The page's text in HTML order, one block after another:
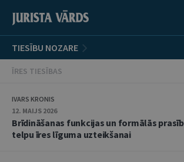
TIESĪBU NOZARE
ĪRES TIESĪBAS
IVARS KRONIS
12. MAIJS 2026
Brīdināšanas funkcijas un formālās
telpu īres līguma uzteikšanai